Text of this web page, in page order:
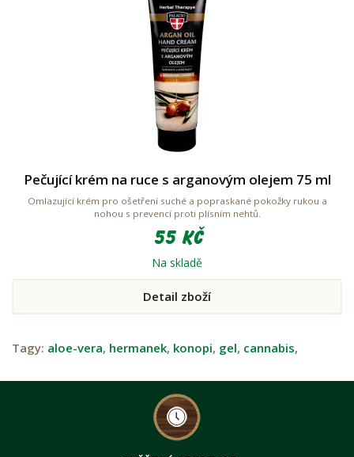
Pečující krém na ruce s arganovým olejem 75 ml
Omlazující krém pro ošetření suché a popraskané pokožky rukou a
nohou s prevencí proti plísním nehtů.
55 Kč
Na skladě
Detail zboží
Tagy: aloe-vera, hermanek, konopi, gel, cannabis,